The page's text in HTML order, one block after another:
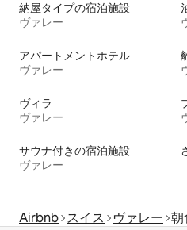
納屋タイプの宿泊施設
ヴァレー
アパートメントホテル
ヴァレー
ヴィラ
ヴァレー
サウナ付きの宿泊施設
ヴァレー
Airbnb スイス ヴァレー 朝